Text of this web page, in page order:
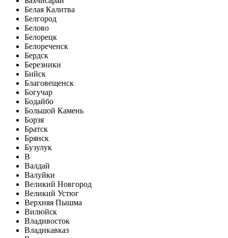
Белая Калитва
Белгород
Белово
Белорецк
Белореченск
Бердск
Березники
Бийск
Благовещенск
Богучар
Бодайбо
Большой Камень
Борзя
Братск
Брянск
Бузулук
В
Валдай
Валуйки
Великий Новгород
Великий Устюг
Верхняя Пышма
Вилюйск
Владивосток
Владикавказ